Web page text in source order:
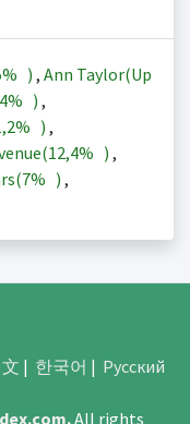
) , Ann Taylor(Up
) ,
) ,
12,4% ) ,
7% ) ,
| 한국어 | Русский
.All rights